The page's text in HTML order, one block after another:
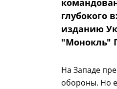
глубокого
изданию
"Монокль"
На Западе
обороны. Но